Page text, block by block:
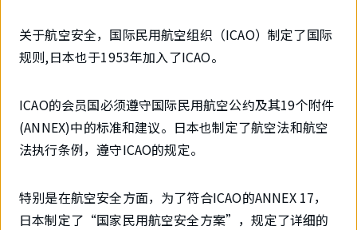
关于航空安全，国际民用航空组织（ICAO）制定了国际
规则,日本也于1953年加入了ICAO。
ICAO的会员国必须遵守国际民用航空公约及其19个附件
(ANNEX)中的标准和建议。日本也制定了航空法和航空
法执行条例，遵守ICAO的规定。
特别是在航空安全方面，为了符合ICAO的ANNEX 17，
日本制定了“国家民用航空安全方案”，规定了详细的